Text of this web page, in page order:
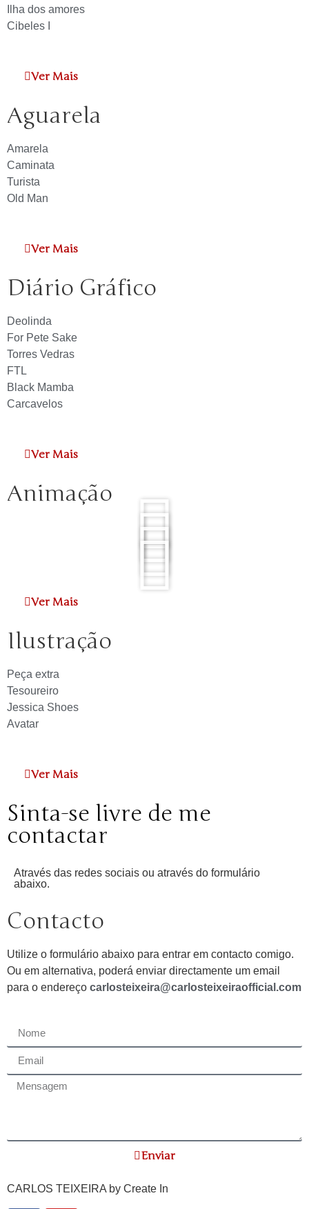
Ilha dos amores
Cibeles I
Ver Mais
Aguarela
Amarela
Caminata
Turista
Old Man
Ver Mais
Diário Gráfico
Deolinda
For Pete Sake
Torres Vedras
FTL
Black Mamba
Carcavelos
Ver Mais
Animação
Ver Mais
Ilustração
Peça extra
Tesoureiro
Jessica Shoes
Avatar
Ver Mais
Sinta-se livre de me
contactar
Através das redes sociais ou através do formulário
abaixo.
Contacto
Utilize o formulário abaixo para entrar em contacto comigo.
Ou em alternativa, poderá enviar directamente um email
para o endereço carlosteixeira@carlosteixeiraofficial.com
Enviar
CARLOS TEIXEIRA by Create In